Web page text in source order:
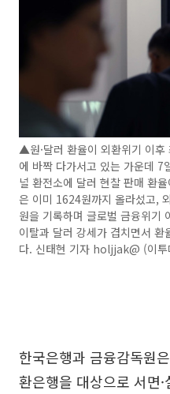
▲원·달러 환율이 외환위기 이
에 바짝 다가서고 있는 가운데 7
널 환전소에 달러 현찰 판매 환
은 이미 1624원까지 올라섰고,
원을 기록하며 글로벌 금융위기
이탈과 달러 강세가 겹치면서
다. 신태현 기자 holjjak@ (이
한국은행과 금융감독원
환은행을 대상으로 서면